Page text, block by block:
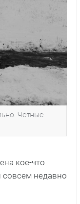
Четные
кое-что
недавно